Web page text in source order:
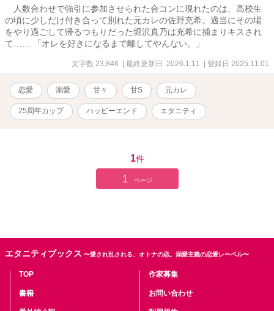
人数合わせで強引に参加させられた合コンに現れたのは、高校生
の頃に少しだけ付き合って別れた元カレの佐野充希。適当にその場
をやり過ごして帰るつもりだった堀沢真乃は充希に捕まりキスされ
て…… 「オレを好きになるまで離してやんない。」
文字数 23,846 | 最終更新日 2026.1.11 | 登録日 2025.11.01
恋愛 溺愛 甘々 甘S 元カレ
25周年カップ ハッピーエンド エタニティ
1件
1 ページ
エタニティブックス 〜愛され乱される、オトナの恋。溺愛主義の恋愛レーベル〜
TOP
書籍
作家募集
お問い合わせ